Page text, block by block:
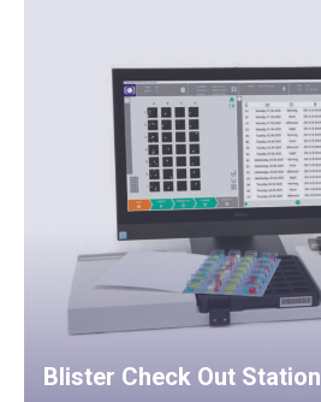
Blister Check Out Station